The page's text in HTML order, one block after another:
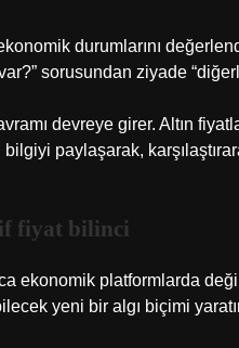
durumlarını
sorusundan ziyade
devreye girer. Altın
bilgiyi paylaşarak,
fiyat bilinci
ekonomik platformlarda
yeni bir algı biçimi